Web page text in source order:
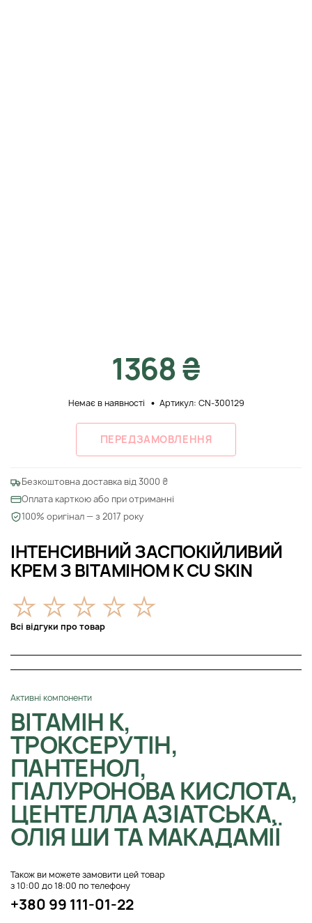
ІНТЕНСИВНИЙ ЗАСПОКІЙЛИВИЙ
КРЕМ З ВІТАМІНОМ К CU SKIN
Всі відгуки про товар
Активні компоненти
ВІТАМІН K,
ТРОКСЕРУТІН,
ПАНТЕНОЛ,
ГІАЛУРОНОВА КИСЛОТА,
ЦЕНТЕЛЛА АЗІАТСЬКА,
ОЛІЯ ШИ ТА МАКАДАМІЇ
Також ви можете замовити цей товар
з 10:00 до 18:00 по телефону
+380 99 111-01-22
1368 ₴
Немає в наявності Артикул: CN-300129
ПЕРЕДЗАМОВЛЕННЯ
Безкоштовна доставка від 3000 ₴
Оплата карткою або при отриманні
100% оригінал — з 2017 року